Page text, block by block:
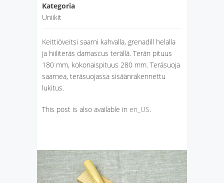
Kategoria
Uniikit
Keittiöveitsi saarni kahvalla, grenadill helalla
ja hiiliteräs damascus terällä. Terän pituus
180 mm, kokonaispituus 280 mm. Teräsuoja
saarnea, teräsuojassa sisäänrakennettu
lukitus.
This post is also available in en_US.